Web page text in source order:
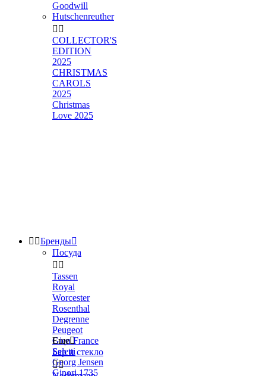
Goodwill
Hutschenreuther
 
COLLECTOR'S
EDITION
2025
CHRISTMAS
CAROLS
2025
Christmas
Love 2025
 Бренды
Посуда
 
Tassen
Royal
Worcester
Rosenthal
Degrenne
Peugeot
Gien France
Seletti
Georg Jensen
Ginori 1735
Еще
Бар и стекло
